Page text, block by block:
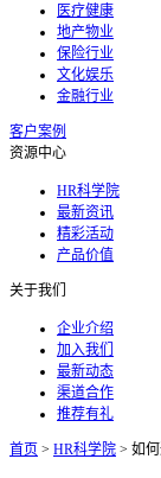
医疗健康
地产物业
保险行业
文化娱乐
金融行业
客户案例
资源中心
HR科学院
最新资讯
精彩活动
产品价值
关于我们
企业介绍
加入我们
最新动态
渠道合作
推荐有礼
首页 > HR科学院 > 如